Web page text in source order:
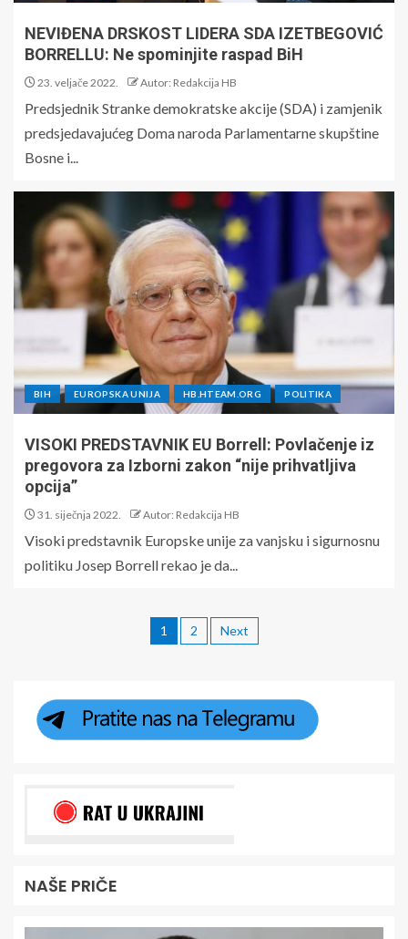
NEVIĐENA DRSKOST LIDERA SDA IZETBEGOVIĆ
BORRELLU: Ne spominjite raspad BiH
23. veljače 2022. Autor: Redakcija HB
Predsjednik Stranke demokratske akcije (SDA) i zamjenik
predsjedavajućeg Doma naroda Parlamentarne skupštine
Bosne i...
BIH EUROPSKA UNIJA HB.HTEAM.ORG POLITIKA
VISOKI PREDSTAVNIK EU Borrell: Povlačenje iz
pregovora za Izborni zakon “nije prihvatljiva
opcija”
31. siječnja 2022. Autor: Redakcija HB
Visoki predstavnik Europske unije za vanjsku i sigurnosnu
politiku Josep Borrell rekao je da...
1 2 Next
NAŠE PRIČE